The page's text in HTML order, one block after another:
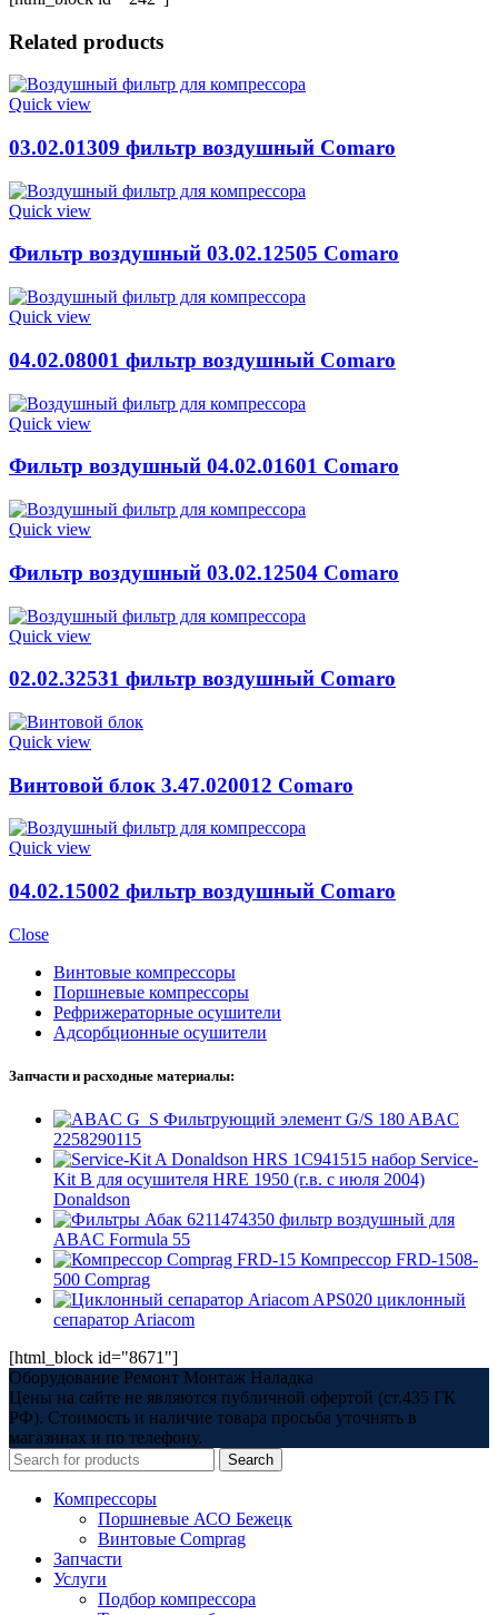
Related products
Quick view
03.02.01309 фильтр воздушный Comaro
Quick view
Фильтр воздушный 03.02.12505 Comaro
Quick view
04.02.08001 фильтр воздушный Comaro
Quick view
Фильтр воздушный 04.02.01601 Comaro
Quick view
Фильтр воздушный 03.02.12504 Comaro
Quick view
02.02.32531 фильтр воздушный Comaro
Quick view
Винтовой блок 3.47.020012 Comaro
Quick view
04.02.15002 фильтр воздушный Comaro
Close
Винтовые компрессоры
Поршневые компрессоры
Рефрижераторные осушители
Адсорбционные осушители
Запчасти и расходные материалы:
Фильтрующий элемент G/S 180 ABAC
2258290115
1C941515 набор Service-
Kit B для осушителя HRE 1950 (г.в. с июля 2004)
Donaldson
6211474350 фильтр воздушный для
ABAC Formula 55
Компрессор FRD-1508-
500 Comprag
APS020 циклонный
сепаратор Ariacom
[html_block id="8671"]
Оборудование Ремонт Монтаж Наладка
Цены на сайте не являются публичной офертой (ст.435 ГК
РФ). Стоимость и наличие товара просьба уточнять в
магазинах и по телефону.
Search
Компрессоры
Поршневые АСО Бежецк
Винтовые Comprag
Запчасти
Услуги
Подбор компрессора